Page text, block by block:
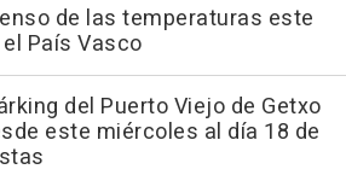
de las temperaturas este
País Vasco
del Puerto Viejo de Getxo
este miércoles al día 18 de